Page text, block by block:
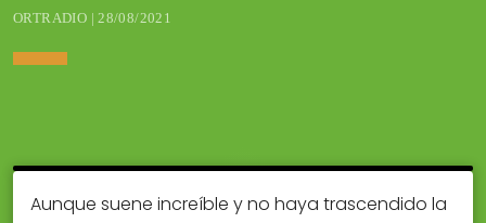
ORTRADIO | 28/08/2021
Aunque suene increíble y no haya trascendido la